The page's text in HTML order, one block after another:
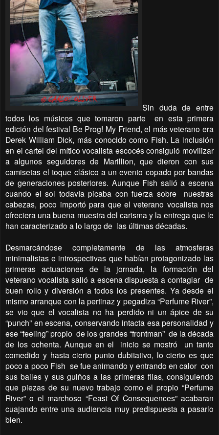
Sin duda de entre
todos los músicos que tomaron parte
en esta primera
edición del festival Be Prog! My Friend, el más veterano era
Derek William Dick, más conocido como Fish. La inclusión
en el cartel del mítico vocalista escocés consiguió movilizar
a algunos seguidores de Marillion, que dieron con sus
camisetas el toque clásico a un evento copado por bandas
de generaciones posteriores. Aunque Fish salió a escena
cuando el sol todavía picaba con fuerza sobre
nuestras
cabezas, poco importó para que el veterano vocalista nos
ofreciera una buena muestra del carisma y la entrega que le
han caracterizado a lo largo de las últimas décadas.
Desmarcándose completamente de las atmosferas
minimalistas e introspectivas que habían protagonizado las
primeras actuaciones de la jornada, la formación del
veterano vocalista salió a escena dispuesta a contagiar de
buen rollo y diversión a todos los presentes. Ya desde el
mismo arranque con la pertinaz y pegadiza “Perfume River”,
se vio que el vocalista no ha perdido ni un ápice de su
“punch” en escena, conservando intacta esa personalidad y
ese “feeling” propio de los grandes “frontman” de la década
de los ochenta. Aunque en el
inicio se mostró
un tanto
comedido y hasta cierto punto dubitativo, lo cierto es que
poco a poco Fish se fue animando y entrando en calor con
sus bailes y sus guiños a las primeras filas, consiguiendo
que piezas de su nuevo trabajo como el propio “Perfume
River” o el marchoso “Feast Of Consequences” acabaran
cuajando entre una audiencia muy predispuesta a pasarlo
bien.